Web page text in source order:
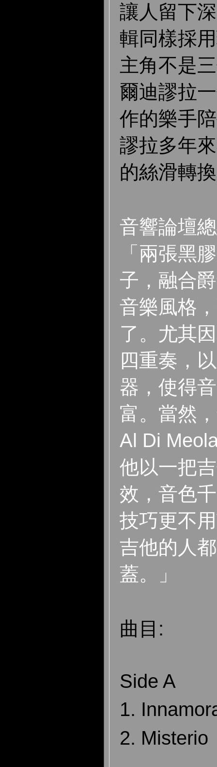
讓人留下
輯同樣採
主角不是
爾迪謬拉
作的樂手
謬拉多年
的絲滑轉
音響論壇
「兩張黑
子，融合
音樂風格
了。尤其
四重奏，
器，使得
富。當然
Al Di
他以一把
效，音色
技巧更不
吉他的人
蓋。」
曲目:
Side A
1.
2. Misterio